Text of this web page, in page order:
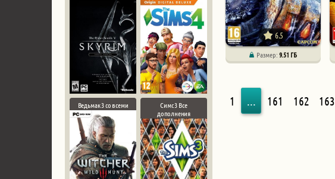
Ведьмак 3 со всеми
Симс 3 Все
дополнения
6.5
Размер:9.51 ГБ
1 ... 161 162 163